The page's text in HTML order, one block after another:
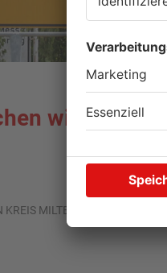
wieder
MILTENBERG